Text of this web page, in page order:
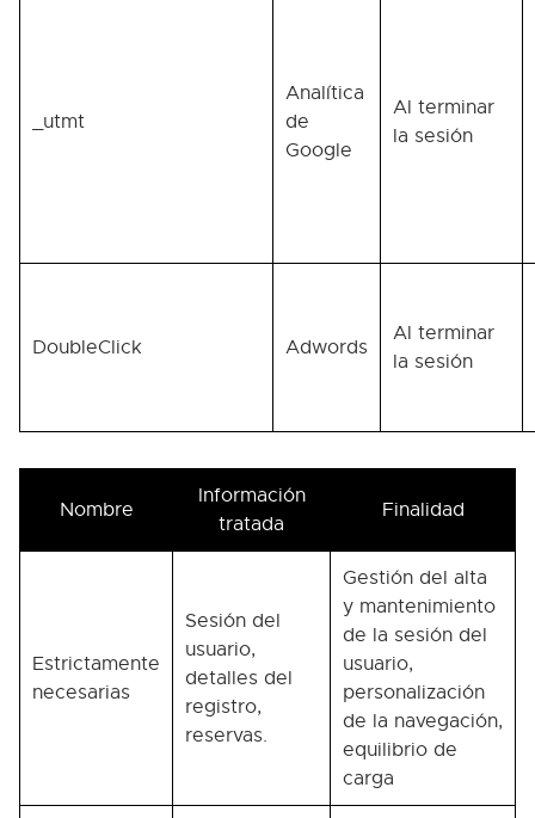
_utmt
Analítica
de
Google
Al terminar
la sesión
DoubleClick Adwords
Al terminar
la sesión
Nombre
Información
tratada
Finalidad
Estrictamente
necesarias
Sesión del
usuario,
detalles del
registro,
reservas.
Gestión del alta
y mantenimiento
de la sesión del
usuario,
personalización
de la navegación,
equilibrio de
carga